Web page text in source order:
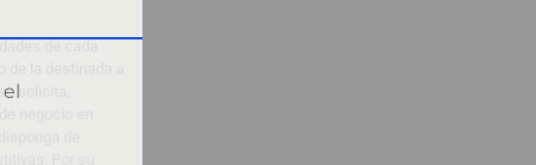
solicita,
negocio en